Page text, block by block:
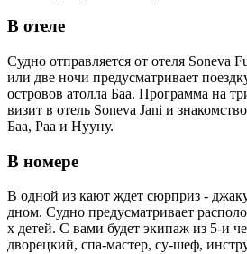
В отеле
Судно отправляется от отеля Soneva
или две ночи предусматривает
островов атолла Баа. Программа на
визит в отель Soneva Jani и
Баа, Раа и Нууну.
В номере
В одной из кают ждет сюрприз -
дном. Судно предусматривает
х детей. С вами будет экипаж из 5-и
дворецкий, спа-мастер, су-шеф,